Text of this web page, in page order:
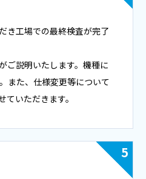
き工場での最終検査が完了
ご説明いたします。機種に
また、仕様変更等について
いただきます。
5